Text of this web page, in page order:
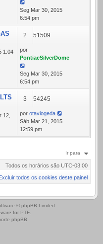
Seg Mar 30, 2015
6:54 pm
1:04
2 51509
por
PontiacSilverDome
Seg Mar 30, 2015
6:54 pm
12,
3 54245
por otaviogeda
Sáb Mar 21, 2015
12:59 pm
Ir para
Todos os horários são UTC-03:00
todos os cookies deste painel
© phpBB Limited
for PTF
phpBB